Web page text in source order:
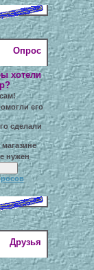
Опрос
хотели
его
сделали
нужен
Друзья